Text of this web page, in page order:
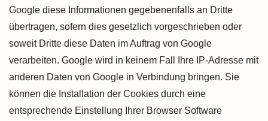
Google diese Informationen gegebenenfalls an Dritte
übertragen, sofern dies gesetzlich vorgeschrieben oder
soweit Dritte diese Daten im Auftrag von Google
verarbeiten. Google wird in keinem Fall Ihre IP-Adresse mit
anderen Daten von Google in Verbindung bringen. Sie
können die Installation der Cookies durch eine
entsprechende Einstellung Ihrer Browser Software